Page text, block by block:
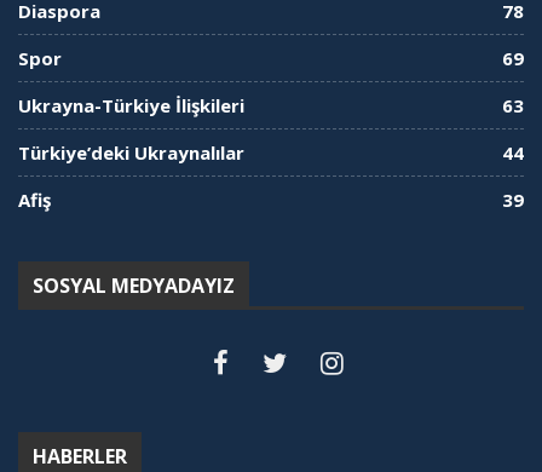
Diaspora
78
Spor
69
Ukrayna-Türkiye İlişkileri
63
Türkiye’deki Ukraynalılar
44
Afiş
39
SOSYAL MEDYADAYIZ
HABERLER